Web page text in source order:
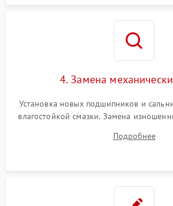
4. Замена
Установка новых подшипников и
влагостойкой смазки. Замена
или поврежденнойПодробнее